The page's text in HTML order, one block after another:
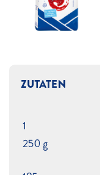
ZUTATEN
1
250 g